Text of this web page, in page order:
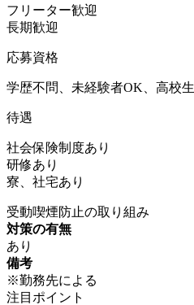
フリーター歓迎
長期歓迎
応募資格
学歴不問、未経験者OK、高校
待遇
社会保険制度あり
研修あり
寮、社宅あり
受動喫煙防止の取り組み
対策の有無
あり
備考
※勤務先による
注目ポイント